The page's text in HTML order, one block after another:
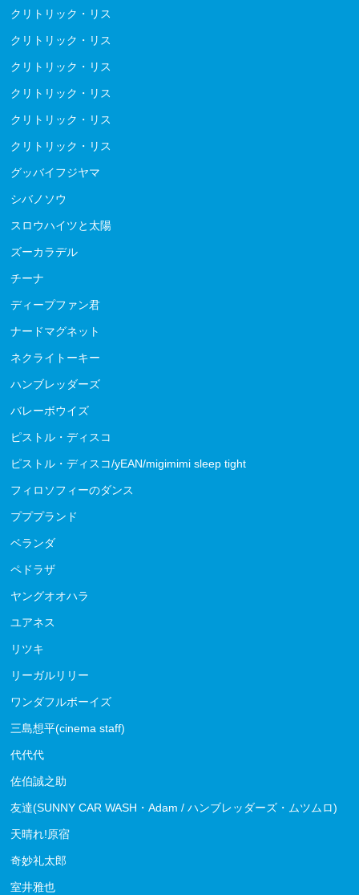
クリトリック・リス
クリトリック・リス
クリトリック・リス
クリトリック・リス
クリトリック・リス
クリトリック・リス
グッバイフジヤマ
シバノソウ
スロウハイツと太陽
ズーカラデル
チーナ
ディープファン君
ナードマグネット
ネクライトーキー
ハンブレッダーズ
バレーボウイズ
ピストル・ディスコ
ピストル・ディスコ/yEAN/migimimi sleep tight
フィロソフィーのダンス
プププランド
ベランダ
ペドラザ
ヤングオオハラ
ユアネス
リツキ
リーガルリリー
ワンダフルボーイズ
三島想平(cinema staff)
代代代
佐伯誠之助
友達(SUNNY CAR WASH・Adam / ハンブレッダーズ・ムツムロ)
天晴れ!原宿
奇妙礼太郎
室井雅也